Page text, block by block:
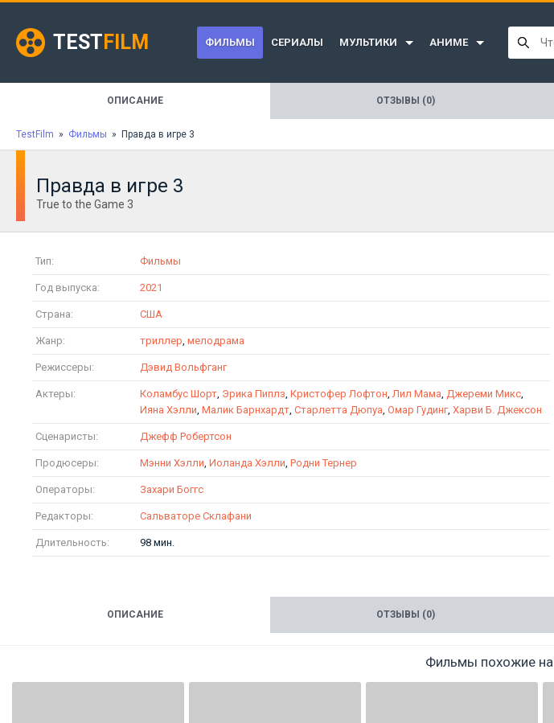
TEST FILM ФИЛЬМЫ СЕРИАЛЫ МУЛЬТИКИ АНИМЕ
ОПИСАНИЕ ОТЗЫВЫ (0)
TestFilm » Фильмы » Правда в игре 3
Правда в игре 3
True to the Game 3
Тип: Фильмы
Год выпуска: 2021
Страна: США
Жанр: триллер, мелодрама
Режиссеры: Дэвид Вольфганг
Актеры: Коламбус Шорт, Эрика Пиплз, Кристофер Лофтон, Лил Мама, Джереми Микс,
Ияна Хэлли, Малик Барнхардт, Старлетта Дюпуа, Омар Гудинг, Харви Б. Джексон
Сценаристы: Джефф Робертсон
Продюсеры: Мэнни Хэлли, Иоланда Хэлли, Родни Тернер
Операторы: Захари Боггс
Редакторы: Сальваторе Склафани
Длительность: 98 мин.
ОПИСАНИЕ ОТЗЫВЫ (0)
Фильмы похожие на